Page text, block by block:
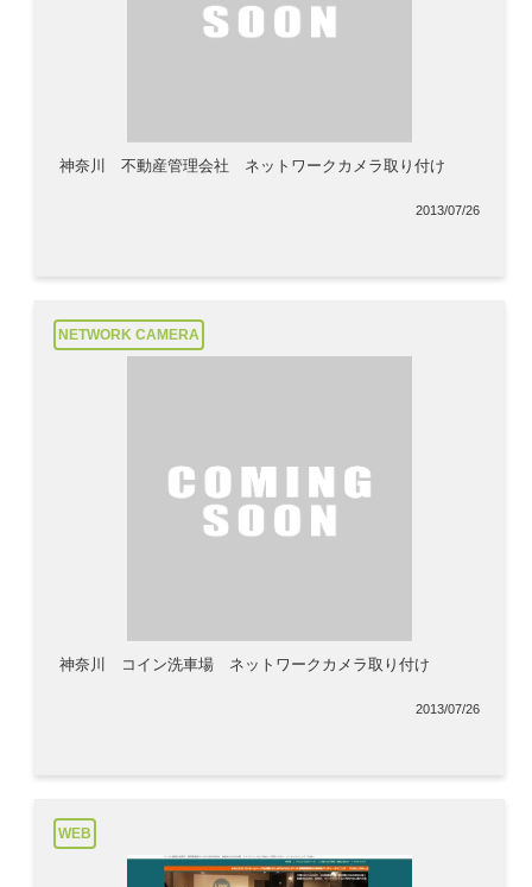
神奈川 不動産管理会社 ネットワークカメラ取り付け
2013/07/26
NETWORK CAMERA
神奈川 コイン洗車場 ネットワークカメラ取り付け
2013/07/26
WEB